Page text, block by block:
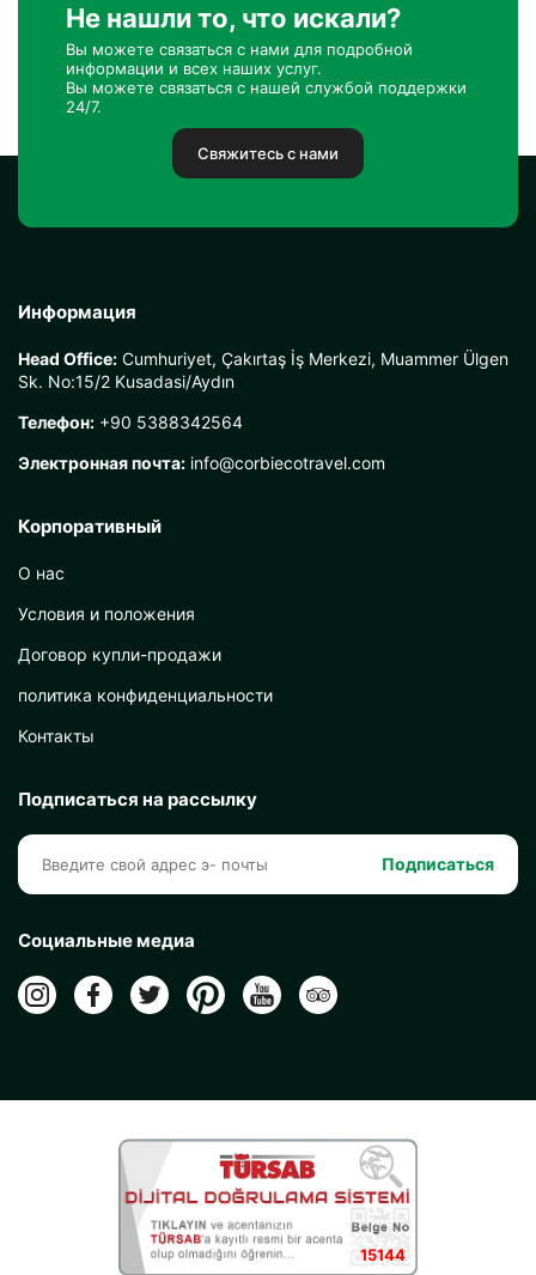
Не нашли то, что искали?
Вы можете связаться с нами для подробной
информации и всех наших услуг.
Вы можете связаться с нашей службой поддержки
24/7.
Свяжитесь с нами
Информация
Head Office: Cumhuriyet, Çakırtaş İş Merkezi, Muammer Ülgen
Sk. No:15/2 Kusadasi/Aydın
Телефон: +90 5388342564
Электронная почта: info@corbiecotravel.com
Корпоративный
О нас
Условия и положения
Договор купли-продажи
политика конфиденциальности
Контакты
Подписаться на рассылку
Подписаться
Социальные медиа
15144